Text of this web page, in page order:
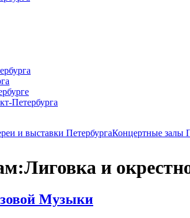
Петербурга
и выставки ПетербургаКонцертные залы
и
Музыки